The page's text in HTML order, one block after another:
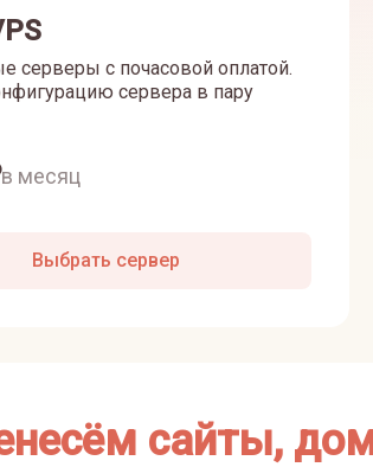
серверы с почасовой оплатой.
сервера в пару
в месяц
Выбрать сервер
сайты,